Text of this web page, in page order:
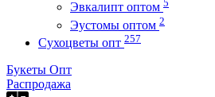
Эвкалипт оптом 5
Эустомы оптом 2
Сухоцветы опт 257
Букеты Опт
Распродажа